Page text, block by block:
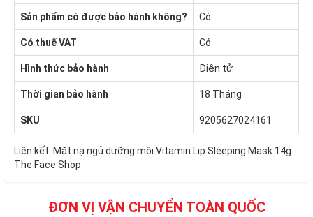
Sản phẩm có được bảo hành không? Có
Có thuế VAT Có
Hình thức bảo hành Điện tử
Thời gian bảo hành 18 Tháng
SKU 9205627024161
Liên kết: Mặt nạ ngủ dưỡng môi Vitamin Lip Sleeping Mask 14g
The Face Shop
ĐƠN VỊ VẬN CHUYỂN TOÀN QUỐC